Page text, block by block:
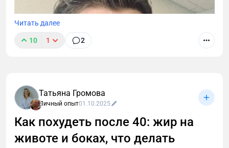
Читать далее
10 1 2
Татьяна Громова
Личный опыт01.10.2025
Как похудеть после 40: жир на
животе и боках, что делать